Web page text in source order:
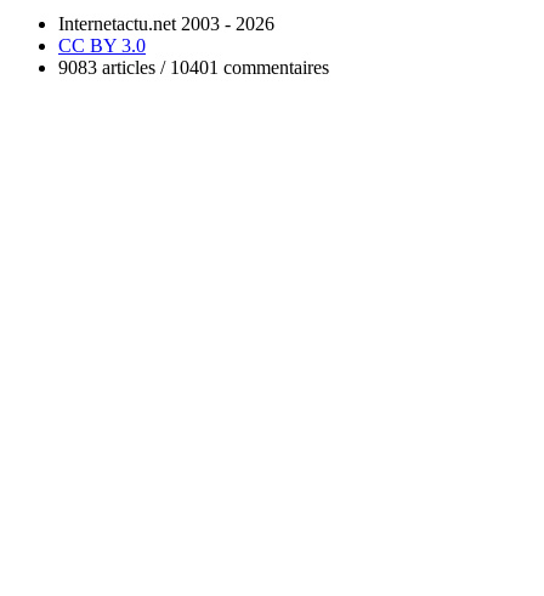
Internetactu.net 2003 - 2026
CC BY 3.0
9083 articles / 10401 commentaires